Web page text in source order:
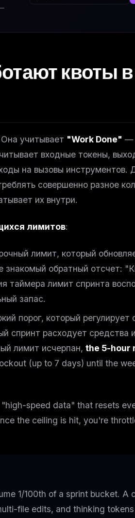
квоты в
учитывает "Work Done" —
входные токены,
на вызовы инструментов.
совершенно разное
их внутри.
лимитов:
лимит, который
знакомый обратный отсчет:
таймера лимит спринта
запас.
порог, который регулирует
спринт расходует средства
лимит исчерпан, the 5-hour
(up to 7 days) until the
speed data" that resets
the ceiling is hit, you're
1/100th of a sprint bucket. A
file edits, and thinking